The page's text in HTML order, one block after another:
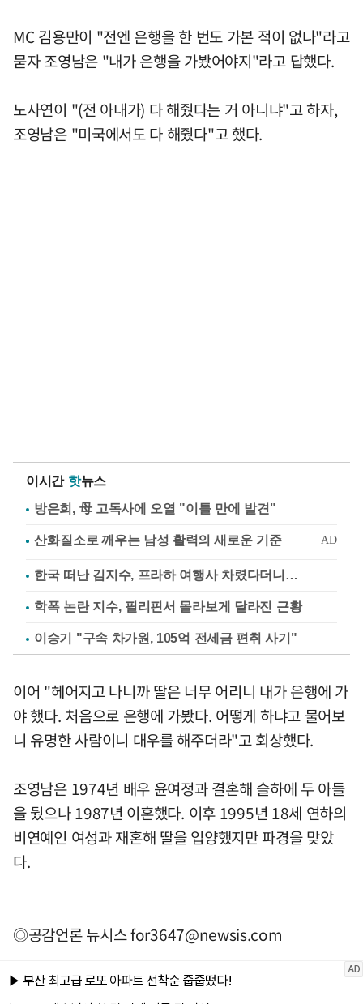
MC 김용만이 "전엔 은행을 한 번도 가본 적이 없나"라고
묻자 조영남은 "내가 은행을 가봤어야지"라고 답했다.
노사연이 "(전 아내가) 다 해줬다는 거 아니냐"고 하자,
조영남은 "미국에서도 다 해줬다"고 했다.
이시간 핫뉴스
방은희, 母 고독사에 오열 "이틀 만에 발견"
한국 떠난 김지수, 프라하 여행사 차렸다더니…
학폭 논란 지수, 필리핀서 몰라보게 달라진 근황
이승기 "구속 차가원, 105억 전세금 편취 사기"
이어 "헤어지고 나니까 딸은 너무 어리니 내가 은행에 가
야 했다. 처음으로 은행에 가봤다. 어떻게 하냐고 물어보
니 유명한 사람이니 대우를 해주더라"고 회상했다.
조영남은 1974년 배우 윤여정과 결혼해 슬하에 두 아들
을 뒀으나 1987년 이혼했다. 이후 1995년 18세 연하의
비연예인 여성과 재혼해 딸을 입양했지만 파경을 맞았
다.
◎공감언론 뉴시스for3647@newsis.com